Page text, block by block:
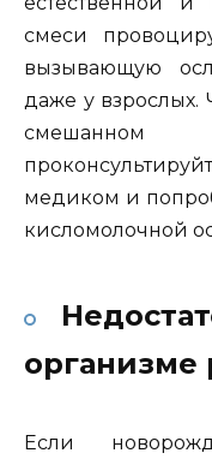
смеси
вызывающую
даже у взрослых.
медиком и
кисломолочной
организме
Если